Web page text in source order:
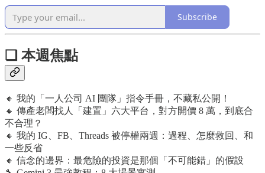
Subscribe
❏ 本週焦點
🔸 我的「一人公司 AI 團隊」指令手冊，不藏私公開！
🔸 傳產老闆找人「建置」六大平台，對方開價 8 萬，到底合
不合理？
🔸 我的 IG、FB、Threads 被停權兩週：過程、怎麼救回、和
一些反省
🔸 信念的邊界：最危險的投資是那個「不可能錯」的假設